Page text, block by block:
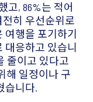
고, 86%는 적어
전히 우선순위로
행을 포기하기
대응하고 있습니
줄이고 있다고
해 일정이나 구
습니다.